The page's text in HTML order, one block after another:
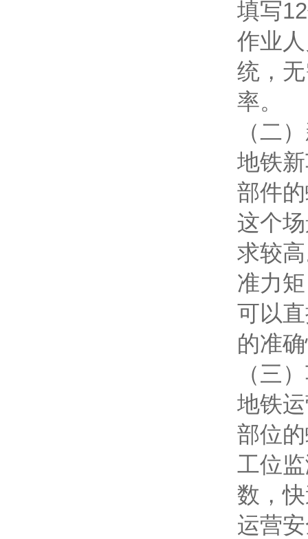
填写
作业
统，
率。
（二
地铁
部件
这个
求较
准力
可以
的准
（三
地铁
部位
工位
数，
运营